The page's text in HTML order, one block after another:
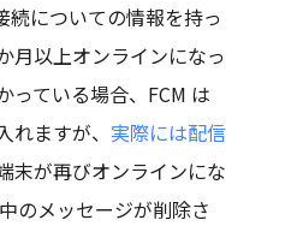
続についての情報を持っ
月以上オンラインになっ
っている場合、FCM は
れますが、 実際には配信
末が再びオンラインにな
のメッセージが削除さ